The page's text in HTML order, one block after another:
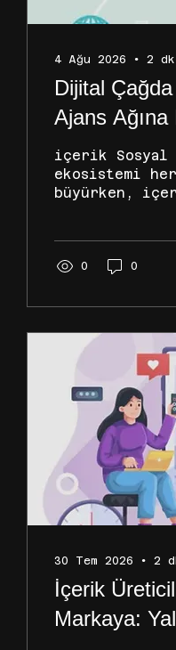
gibi ifadeleri
4 Ağu 2026 ∙ 2 dk.
Dijital
Ajans
Üreticiliğinde
Çıkarsın?
içerik Sosyal
ekosistemi
büyürken,
dönüştürmek
ilk adımı.
doğru iş
kurmak,
süreçlerini
geçerek
noktada,
ağına dahil
yeteneğinizi
0 0
30 Tem 2026 ∙ 2
İçerik
Markaya: